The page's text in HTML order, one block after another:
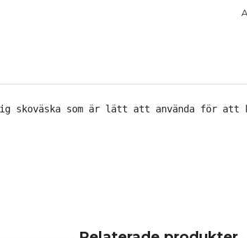
skoväska som är lätt att använda för